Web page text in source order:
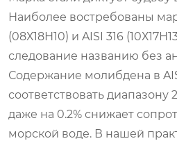
Наиболее востребованы
(08Х18Н10) и AISI 316
следование названию без
Содержание молибдена в
соответствовать диапазону
даже на 0.2% снижает
морской воде. В нашей